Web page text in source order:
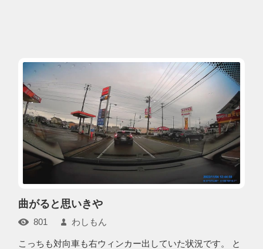
曲がると思いきや
801 わしもん
こっちも対向車も右ウィンカー出していた状況です。 と